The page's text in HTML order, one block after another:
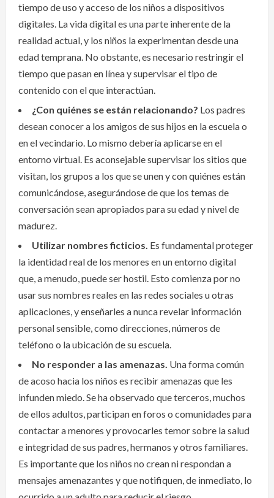
tiempo de uso y acceso de los niños a dispositivos
digitales. La vida digital es una parte inherente de la
realidad actual, y los niños la experimentan desde una
edad temprana. No obstante, es necesario restringir el
tiempo que pasan en línea y supervisar el tipo de
contenido con el que interactúan.
¿Con quiénes se están relacionando? Los padres
desean conocer a los amigos de sus hijos en la escuela o
en el vecindario. Lo mismo debería aplicarse en el
entorno virtual. Es aconsejable supervisar los sitios que
visitan, los grupos a los que se unen y con quiénes están
comunicándose, asegurándose de que los temas de
conversación sean apropiados para su edad y nivel de
madurez.
Utilizar nombres ficticios. Es fundamental proteger
la identidad real de los menores en un entorno digital
que, a menudo, puede ser hostil. Esto comienza por no
usar sus nombres reales en las redes sociales u otras
aplicaciones, y enseñarles a nunca revelar información
personal sensible, como direcciones, números de
teléfono o la ubicación de su escuela.
No responder a las amenazas. Una forma común
de acoso hacia los niños es recibir amenazas que les
infunden miedo. Se ha observado que terceros, muchos
de ellos adultos, participan en foros o comunidades para
contactar a menores y provocarles temor sobre la salud
e integridad de sus padres, hermanos y otros familiares.
Es importante que los niños no crean ni respondan a
mensajes amenazantes y que notifiquen, de inmediato, lo